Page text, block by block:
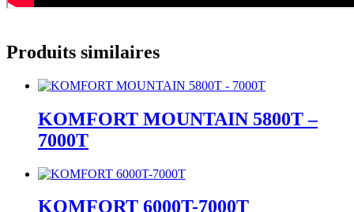
Produits similaires
KOMFORT MOUNTAIN 5800T –
7000T
KOMFORT 6000T-7000T